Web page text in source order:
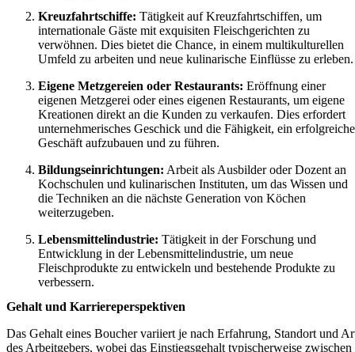
Kreuzfahrtschiffe: Tätigkeit auf Kreuzfahrtschiffen, um
internationale Gäste mit exquisiten Fleischgerichten zu
verwöhnen. Dies bietet die Chance, in einem multikulturellen
Umfeld zu arbeiten und neue kulinarische Einflüsse zu erleben.
Eigene Metzgereien oder Restaurants: Eröffnung einer
eigenen Metzgerei oder eines eigenen Restaurants, um eigene
Kreationen direkt an die Kunden zu verkaufen. Dies erfordert
unternehmerisches Geschick und die Fähigkeit, ein
Geschäft aufzubauen und zu führen.
Bildungseinrichtungen: Arbeit als Ausbilder oder Dozent an
Kochschulen und kulinarischen Instituten, um das Wissen und
die Techniken an die nächste Generation von Köchen
weiterzugeben.
Lebensmittelindustrie: Tätigkeit in der Forschung und
Entwicklung in der Lebensmittelindustrie, um neue
Fleischprodukte zu entwickeln und bestehende Produkte zu
verbessern.
Gehalt und Karriereperspektiven
Das Gehalt eines Boucher variiert je nach Erfahrung, Standort und
des Arbeitgebers, wobei das Einstiegsgehalt typischerweise zwischen